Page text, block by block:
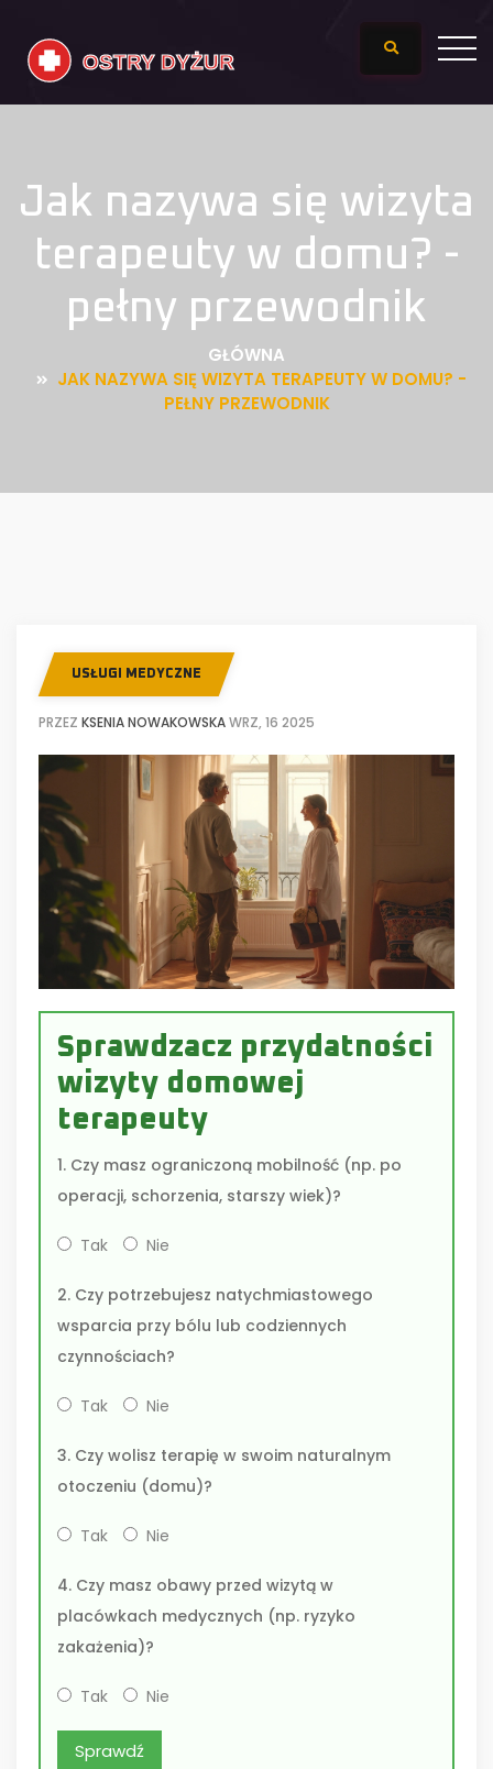
Jak nazywa się wizyta
terapeuty w domu? -
pełny przewodnik
GŁÓWNA
JAK NAZYWA SIĘ WIZYTA TERAPEUTY W DOMU? -
PEŁNY PRZEWODNIK
USŁUGI MEDYCZNE
PRZEZ KSENIA NOWAKOWSKAWRZ, 16 2025
Sprawdzacz przydatności
wizyty domowej
terapeuty
1. Czy masz ograniczoną mobilność (np. po
operacji, schorzenia, starszy wiek)?
Tak Nie
2. Czy potrzebujesz natychmiastowego
wsparcia przy bólu lub codziennych
czynnościach?
Tak Nie
3. Czy wolisz terapię w swoim naturalnym
otoczeniu (domu)?
Tak Nie
4. Czy masz obawy przed wizytą w
placówkach medycznych (np. ryzyko
zakażenia)?
Tak Nie
Sprawdź